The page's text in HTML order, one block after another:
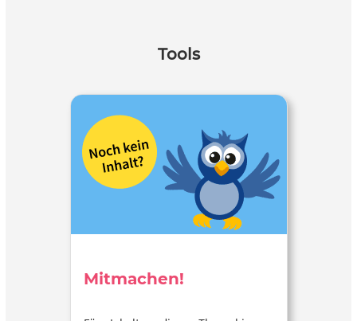
Tools
Mitmachen!